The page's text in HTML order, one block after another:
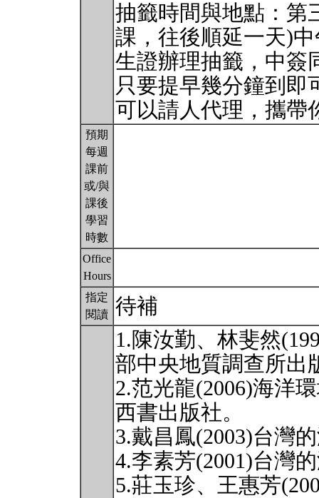
抽籤時間與地點：第
課，往後順延一天)
生證辦理抽籤，中簽
只要提早幾分鐘到即
可以請人代理，攜
預期
每週
課前
或/與
課後
學習
時數
Office
Hours
指定
閱讀 待補
1.陳汝勤、林斐然
部中央地質調查所出
2.范光龍(2006)海洋
西書出版社。
3.戴昌鳳(2003)台灣
4.李素芳(2001)台灣
5.莊玉珍、王惠芳